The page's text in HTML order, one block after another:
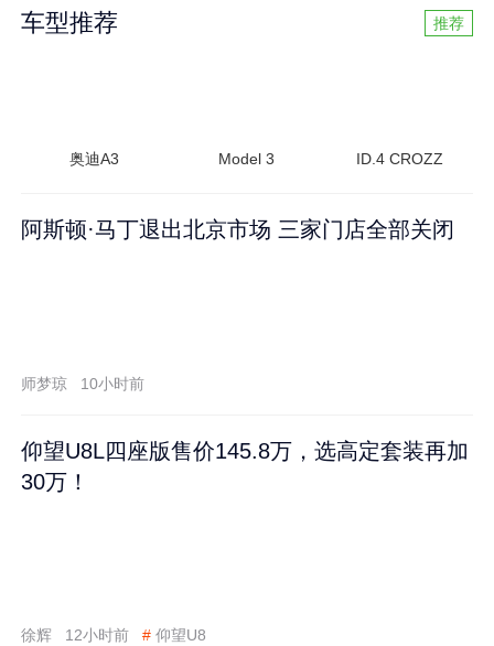
车型推荐 推荐
奥迪A3 Model 3 ID.4 CROZZ
阿斯顿·马丁退出北京市场 三家门店全部关闭
师梦琼 10小时前
仰望U8L四座版售价145.8万，选高定套装再加
30万！
徐辉 12小时前 # 仰望U8